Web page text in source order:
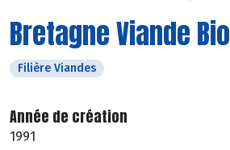
Bretagne Viande Bio
Filière Viandes
Année de création
1991